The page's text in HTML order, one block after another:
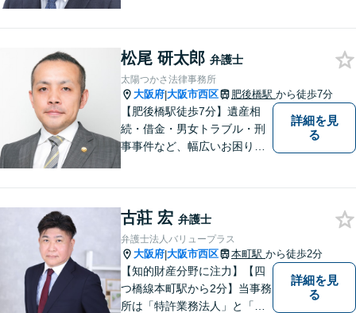
い！
松尾 研太郎 弁護士
太陽つかさ法律事務所
大阪府|大阪市西区 肥後橋駅 から徒歩7分
【肥後橋駅徒歩7分】遺産相
続・借金・男女トラブル・刑
事事件など、幅広いお困りご
す。フットワークを活かし、
迅速な解決へと尽力いたしま
す。
詳細を見
る
古莊 宏 弁護士
弁護士法人バリュープラス
大阪府|大阪市西区 本町駅 から徒歩2分
【知的財産分野に注力】【四
つ橋線本町駅から2分】当事務
所は「特許業務法人」と「弁
詳細を見
る